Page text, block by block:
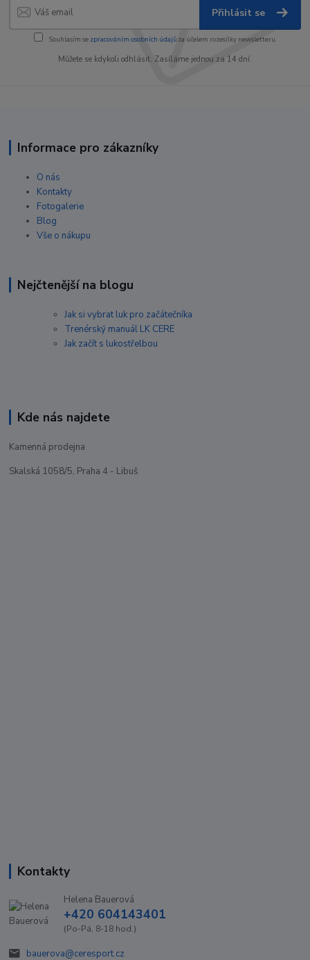
Přihlásit se
Souhlasím se zpracováním osobních údajůza účelem rozesílky newsletteru.
Můžete se kdykoli odhlásit. Zasíláme jednou za 14 dní.
Informace pro zákazníky
O nás
Kontakty
Fotogalerie
Blog
Vše o nákupu
Nejčtenější na blogu
Jak si vybrat luk pro začátečníka
Trenérský manuál LK CERE
Jak začít s lukostřelbou
Kde nás najdete
Kamenná prodejna
Skalská 1058/5, Praha 4 - Libuš
Kontakty
Helena Bauerová
+420 604143401
(Po-Pá, 8-18 hod.)
bauerova@ceresport.cz